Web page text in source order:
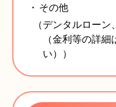
その他
（デンタルロー
（金利等の詳
い））